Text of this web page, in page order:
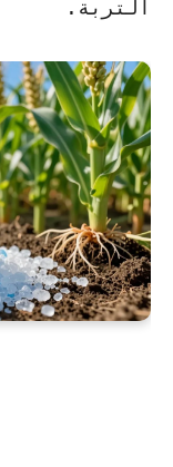
التربة.